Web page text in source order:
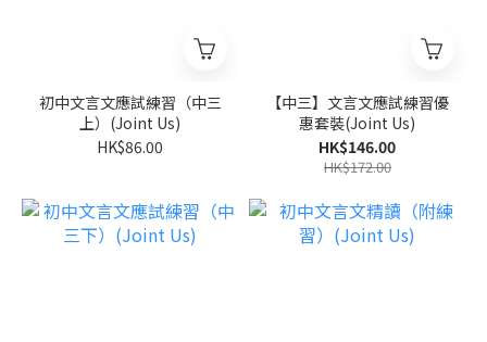
初中文言文應試練習（中三
上）(Joint Us)
HK$86.00
【中三】文言文應試練習優
惠套裝(Joint Us)
HK$146.00
HK$172.00